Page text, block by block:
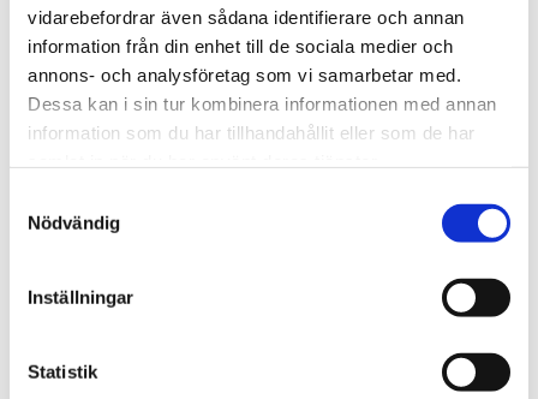
vidarebefordrar även sådana identifierare och annan
information från din enhet till de sociala medier och
annons- och analysföretag som vi samarbetar med.
Dessa kan i sin tur kombinera informationen med annan
information som du har tillhandahållit eller som de har
Nödvändig
Inställningar
Statistik
Höjd
80 cm
30 kg
Material
Mahogny
Möbeln torkas av med torr
Lådor
BESKRIVNING